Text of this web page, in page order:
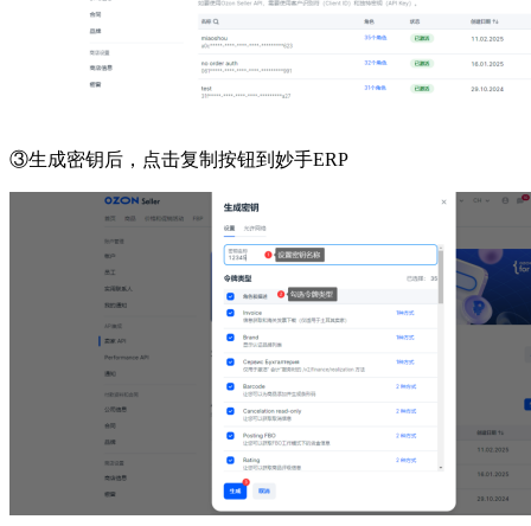
③生成密钥后，点击复制按钮到妙手ERP